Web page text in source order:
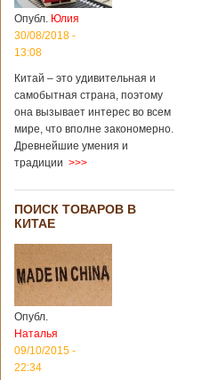
Опубл. Юлия
30/08/2018 -
13:08
Китай – это удивительная и
самобытная страна, поэтому
она вызывает интерес во всем
мире, что вполне закономерно.
Древнейшие умения и
традиции >>>
ПОИСК ТОВАРОВ В
КИТАЕ
Опубл.
Наталья
09/10/2015 -
22:34